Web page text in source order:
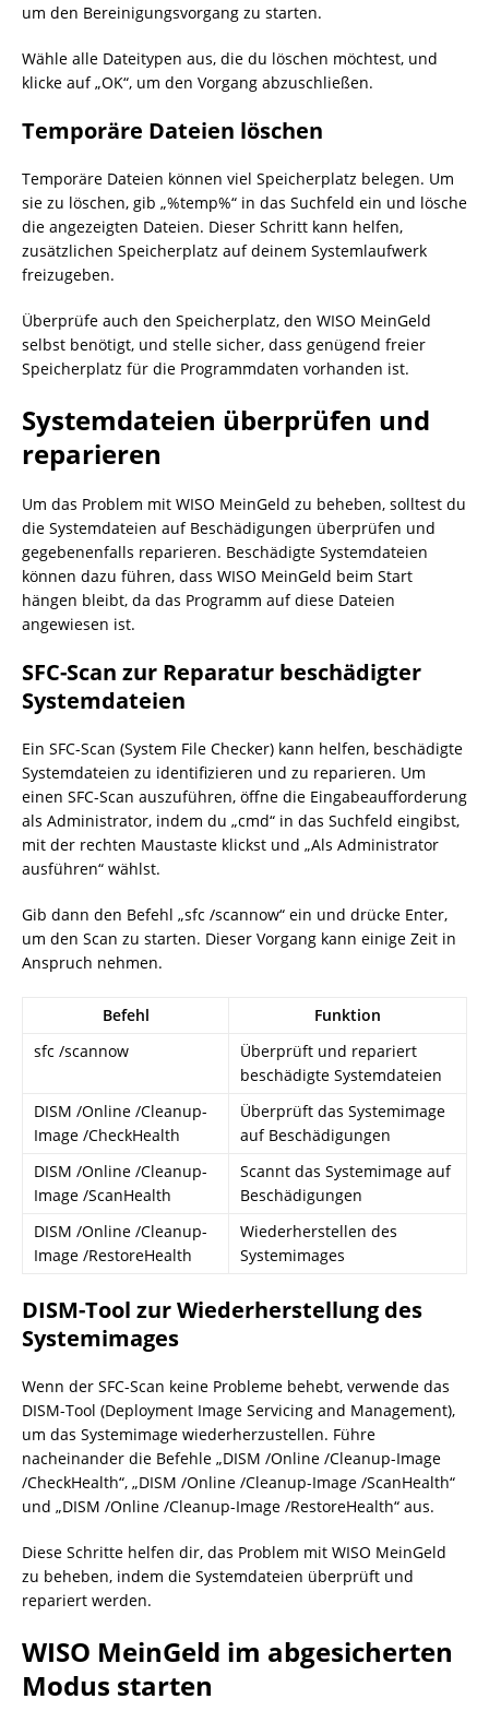
um den Bereinigungsvorgang zu starten.
Wähle alle Dateitypen aus, die du löschen möchtest, und
klicke auf „OK“, um den Vorgang abzuschließen.
Temporäre Dateien löschen
Temporäre Dateien können viel Speicherplatz belegen. Um
sie zu löschen, gib „%temp%“ in das Suchfeld ein und lösche
die angezeigten Dateien. Dieser Schritt kann helfen,
zusätzlichen Speicherplatz auf deinem Systemlaufwerk
freizugeben.
Überprüfe auch den Speicherplatz, den WISO MeinGeld
selbst benötigt, und stelle sicher, dass genügend freier
Speicherplatz für die Programmdaten vorhanden ist.
Systemdateien überprüfen und
reparieren
Um das Problem mit WISO MeinGeld zu beheben, solltest du
die Systemdateien auf Beschädigungen überprüfen und
gegebenenfalls reparieren. Beschädigte Systemdateien
können dazu führen, dass WISO MeinGeld beim Start
hängen bleibt, da das Programm auf diese Dateien
angewiesen ist.
SFC-Scan zur Reparatur beschädigter
Systemdateien
Ein SFC-Scan (System File Checker) kann helfen, beschädigte
Systemdateien zu identifizieren und zu reparieren. Um
einen SFC-Scan auszuführen, öffne die Eingabeaufforderung
als Administrator, indem du „cmd“ in das Suchfeld eingibst,
mit der rechten Maustaste klickst und „Als Administrator
ausführen“ wählst.
Gib dann den Befehl „sfc /scannow“ ein und drücke Enter,
um den Scan zu starten. Dieser Vorgang kann einige Zeit in
Anspruch nehmen.
Befehl
Funktion
sfc /scannow
Überprüft und repariert
beschädigte Systemdateien
DISM /Online /Cleanup-
Image /CheckHealth
Überprüft das Systemimage
auf Beschädigungen
DISM /Online /Cleanup-
Image /ScanHealth
Scannt das Systemimage auf
Beschädigungen
DISM /Online /Cleanup-
Image /RestoreHealth
Wiederherstellen des
Systemimages
DISM-Tool zur Wiederherstellung des
Systemimages
Wenn der SFC-Scan keine Probleme behebt, verwende das
DISM-Tool (Deployment Image Servicing and Management),
um das Systemimage wiederherzustellen. Führe
nacheinander die Befehle „DISM /Online /Cleanup-Image
/CheckHealth“, „DISM /Online /Cleanup-Image /ScanHealth“
und „DISM /Online /Cleanup-Image /RestoreHealth“ aus.
Diese Schritte helfen dir, das Problem mit WISO MeinGeld
zu beheben, indem die Systemdateien überprüft und
repariert werden.
WISO MeinGeld im abgesicherten
Modus starten